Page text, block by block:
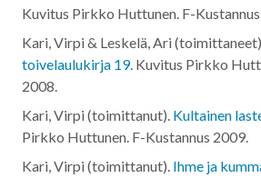
Kuvitus Pirkko Huttunen. F-Kustannus
Kari, Virpi & Leskelä, Ari
toivelaulukirja 19. Kuvitus Pirkko
2008.
Kari, Virpi (toimittanut). Kultainen
Pirkko Huttunen. F-Kustannus 2009.
Kari, Virpi (toimittanut). Ihme ja